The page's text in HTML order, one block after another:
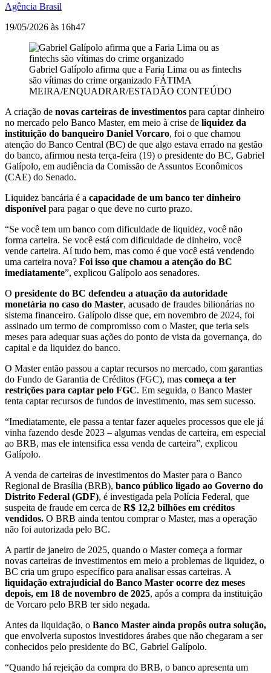
Agência Brasil
19/05/2026 às 16h47
Gabriel Galípolo afirma que a Faria Lima ou as fintechs
são vítimas do crime organizado FÁTIMA
MEIRA/ENQUADRAR/ESTADÃO CONTEÚDO
A criação de novas carteiras de investimentos para captar dinheiro
no mercado pelo Banco Master, em meio à crise de liquidez da
instituição do banqueiro Daniel Vorcaro, foi o que chamou
atenção do Banco Central (BC) de que algo estava errado na gestão
do banco, afirmou nesta terça-feira (19) o presidente do BC, Gabriel
Galípolo, em audiência da Comissão de Assuntos Econômicos
(CAE) do Senado.
Liquidez bancária é a capacidade de um banco ter dinheiro
disponível para pagar o que deve no curto prazo.
“Se você tem um banco com dificuldade de liquidez, você não
forma carteira. Se você está com dificuldade de dinheiro, você
vende carteira. Aí tudo bem, mas como é que você está vendendo
uma carteira nova? Foi isso que chamou a atenção do BC
imediatamente”, explicou Galípolo aos senadores.
O presidente do BC defendeu a atuação da autoridade
monetária no caso do Master, acusado de fraudes bilionárias no
sistema financeiro. Galípolo disse que, em novembro de 2024, foi
assinado um termo de compromisso com o Master, que teria seis
meses para adequar suas ações do ponto de vista da governança, do
capital e da liquidez do banco.
O Master então passou a captar recursos no mercado, com garantias
do Fundo de Garantia de Créditos (FGC), mas começa a ter
restrições para captar pelo FGC. Em seguida, o Banco Master
tenta captar recursos de fundos de investimento, mas sem sucesso.
“Imediatamente, ele passa a tentar fazer aqueles processos que ele já
vinha fazendo desde 2023 – algumas vendas de carteira, em especial
ao BRB, mas ele intensifica essa venda de carteira”, explicou
Galípolo.
A venda de carteiras de investimentos do Master para o Banco
Regional de Brasília (BRB), banco público ligado ao Governo do
Distrito Federal (GDF), é investigada pela Polícia Federal, que
suspeita de fraude em cerca de R$ 12,2 bilhões em créditos
vendidos. O BRB ainda tentou comprar o Master, mas a operação
não foi autorizada pelo BC.
A partir de janeiro de 2025, quando o Master começa a formar
novas carteiras de investimentos em meio a problemas de liquidez, o
BC cria um grupo específico para analisar essas carteiras. A
liquidação extrajudicial do Banco Master ocorre dez meses
depois, em 18 de novembro de 2025, após a compra da instituição
de Vorcaro pelo BRB ter sido negada.
Antes da liquidação, o Banco Master ainda propôs outra solução,
que envolveria supostos investidores árabes que não chegaram a ser
conhecidos pelo presidente do BC, Gabriel Galípolo.
“Quando há rejeição da compra do BRB, o banco apresenta um